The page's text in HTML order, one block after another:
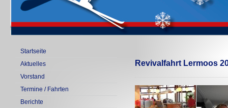
Startseite
Aktuelles
Vorstand
Termine / Fahrten
Berichte
Revivalfahrt Lermoos